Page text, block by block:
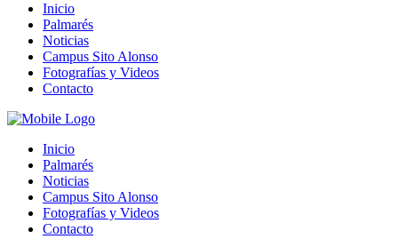
Inicio
Palmarés
Noticias
Campus Sito Alonso
Fotografías y Videos
Contacto
Inicio
Palmarés
Noticias
Campus Sito Alonso
Fotografías y Videos
Contacto